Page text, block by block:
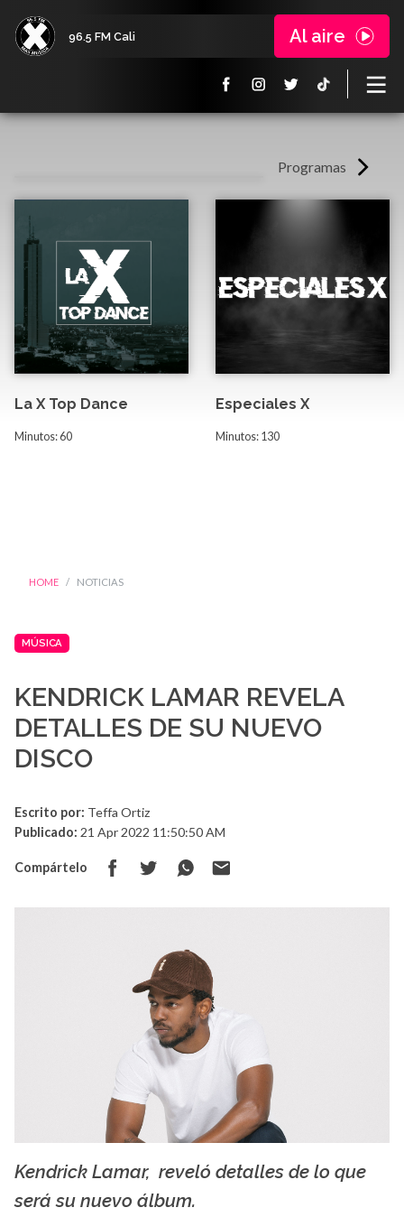
96.5 FM Cali Al aire
Programas
La X Top Dance
Minutos: 60
Especiales X
Minutos: 130
HOME NOTICIAS
MÚSICA
KENDRICK LAMAR REVELA
DETALLES DE SU NUEVO
DISCO
Escrito por: Teffa Ortiz
Publicado: 21 Apr 2022 11:50:50 AM
Compártelo
Kendrick Lamar, reveló detalles de lo que
será su nuevo álbum.